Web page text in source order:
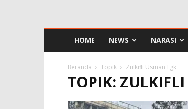
HOME NEWS NARASI
Beranda Topik Zulkifli Usman Tgk
TOPIK: